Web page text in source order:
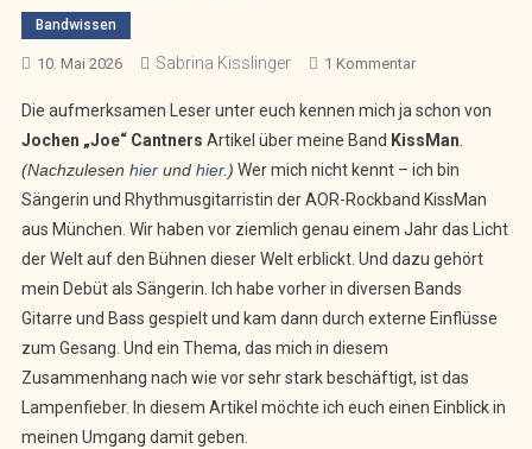
Bandwissen
10. Mai 2026 Sabrina Kisslinger 1 KommentarZu
–
Ein
Kleines
Bisschen
Geschichte,
Aber
Hauptsächlich
Ein
Die aufmerksamen Leser unter euch kennen mich ja schon von
Jochen „Joe“ Cantners Artikel über meine Band KissMan
(Nachzulesen hierund hier.) Wer mich nicht kennt – ich bin
Sängerin und Rhythmusgitarristin der AOR-Rockband KissMan
aus München. Wir haben vor ziemlich genau einem Jahr das Licht
der Welt auf den Bühnen dieser Welt erblickt. Und dazu gehört
mein Debüt als Sängerin. Ich habe vorher in diversen Bands
Gitarre und Bass gespielt und kam dann durch externe Einflüsse
zum Gesang. Und ein Thema, das mich in diesem
Zusammenhang nach wie vor sehr stark beschäftigt, ist das
Lampenfieber. In diesem Artikel möchte ich euch einen Einblick in
meinen Umgang damit geben.